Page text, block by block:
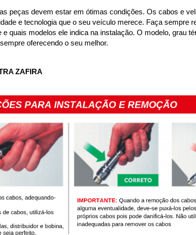
peças devem estar em ótimas condições. Os cabos e
e tecnologia que o seu veículo merece. Faça sempre
quais modelos ele indica na instalação. O modelo, grau
oferecendo o seu melhor.
ZAFIRA